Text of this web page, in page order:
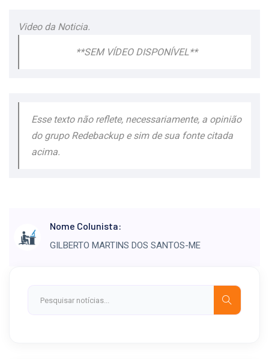
Video da Noticia.
**SEM VÍDEO DISPONÍVEL**
Esse texto não reflete, necessariamente, a opinião
do grupo Redebackup e sim de sua fonte citada
acima.
Nome Colunista:
GILBERTO MARTINS DOS SANTOS-ME